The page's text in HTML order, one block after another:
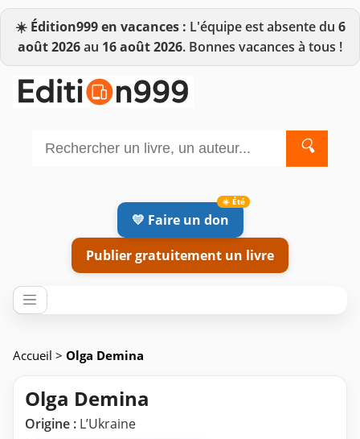
☀️ Édition999 en vacances : L'équipe est absente du 6
août 2026au 16 août 2026. Bonnes vacances à tous !
🔍
💛 Faire un don
Publier gratuitement un livre
Accueil > Olga Demina
Olga Demina
Origine : L’Ukraine